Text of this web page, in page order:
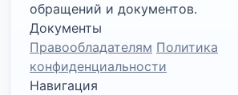
обращений и документов.
Документы
Правообладателям Политика
конфиденциальности
Навигация